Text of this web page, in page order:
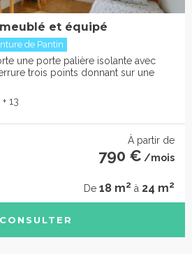
meublé et équipé
de Pantin
une porte palière isolante avec
trois points donnant sur une
+ 13
À partir de
790 € /mois
De 18 m2 à 24 m2
CONSULTER